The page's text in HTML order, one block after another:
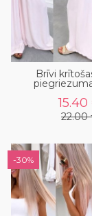
Brīvi
22.00
-30%